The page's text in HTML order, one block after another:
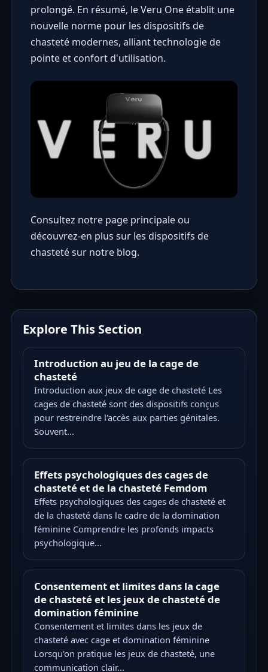
prolongé. En résumé, le Veru One établit une
nouvelle norme pour les dispositifs de
chasteté modernes, alliant technologie de
pointe et confort d'utilisation.
Consultez notre page principaleou
découvrez-en plus sur les dispositifs de
chasteté sur notre blog.
Explore This Section
Introduction au jeu de la cage de
chasteté
Introduction aux jeux de cage de chasteté Les
cages de chasteté sont des dispositifs conçus
pour restreindre l'accès aux parties génitales.
Souvent...
Effets psychologiques des cages de
chasteté et de la chasteté Femdom
Effets psychologiques des cages de chasteté et
de la chasteté dans le cadre de la domination
féminine Comprendre les profonds impacts
psychologique...
Consentement et limites dans la cage
de chasteté et les jeux de chasteté de
domination féminine
Consentement et limites dans les jeux de
chasteté avec cage et domination féminine
Lorsqu'on pratique les jeux de chasteté, une
communication clair...